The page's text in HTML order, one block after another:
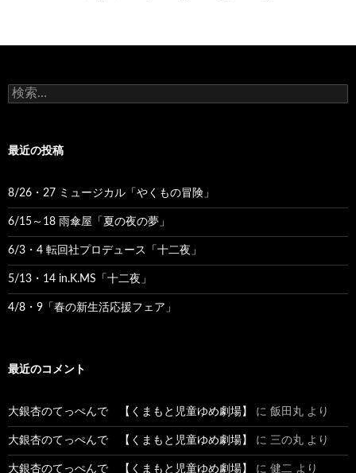
稿
ビ
ー
シ
ョ
ン
検
索
最近の投稿
8/26・27 ミュージカル「やくもの冒険」
6/15～18 雨傘屋「夏の夜の夢」
6/3・4 転回社プロデュース「十二夜」
5/13・14 in.K.MS「十二夜」
4/8・9「春の新生活応援フェア」
最近のコメント
大銀杏のてっぺんで 【くまもと児童ゆめ劇場】 に 飯田丸 より
大銀杏のてっぺんで 【くまもと児童ゆめ劇場】 に 三の丸 より
大銀杏のてっぺんで 【くまもと児童ゆめ劇場】 に 健二 より